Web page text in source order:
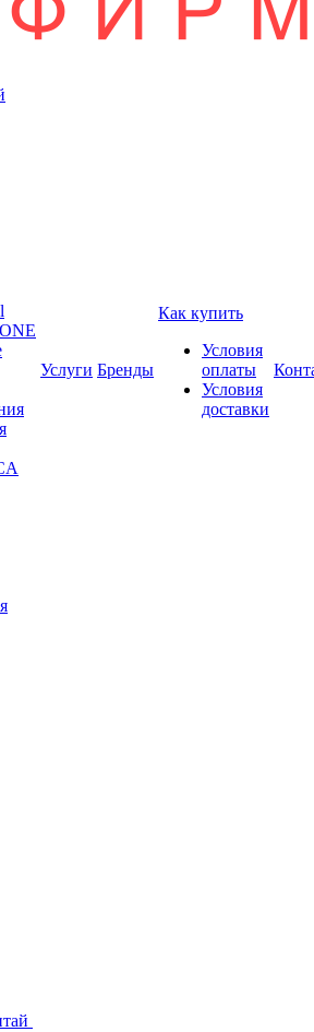
Услуги Бренды
Как купить
Условия
оплаты
Условия
доставки